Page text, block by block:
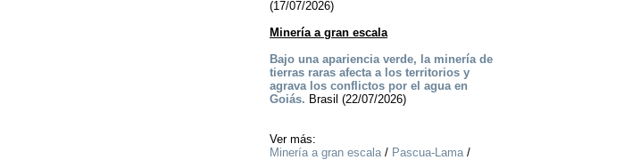
(17/07/2026)
Minería a gran escala
Bajo una apariencia verde, la minería de
tierras raras afecta a los territorios y
agrava los conflictos por el agua en
Goiás. Brasil (22/07/2026)
Ver más:
Minería a gran escala/ Pascua-Lama/